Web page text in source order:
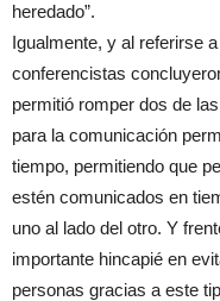
heredado”.
Igualmente, y al referirse
conferencistas
permitió romper dos de
para la comunicación
tiempo, permitiendo que
estén comunicados en
uno al lado del otro. Y
importante hincapié en
personas gracias a este